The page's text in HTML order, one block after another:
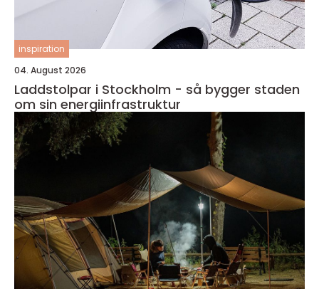
inspiration
04. August 2026
Laddstolpar i Stockholm - så bygger staden
om sin energiinfrastruktur